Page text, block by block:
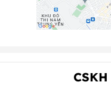
CSKH